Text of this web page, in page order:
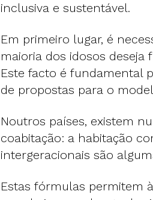
inclusiva e sustentável.
Em primeiro lugar, é
maioria dos idosos deseja
Este facto é fundamental
de propostas para o
Noutros países, existem
coabitação: a habitação
intergeracionais são
Estas fórmulas permitem